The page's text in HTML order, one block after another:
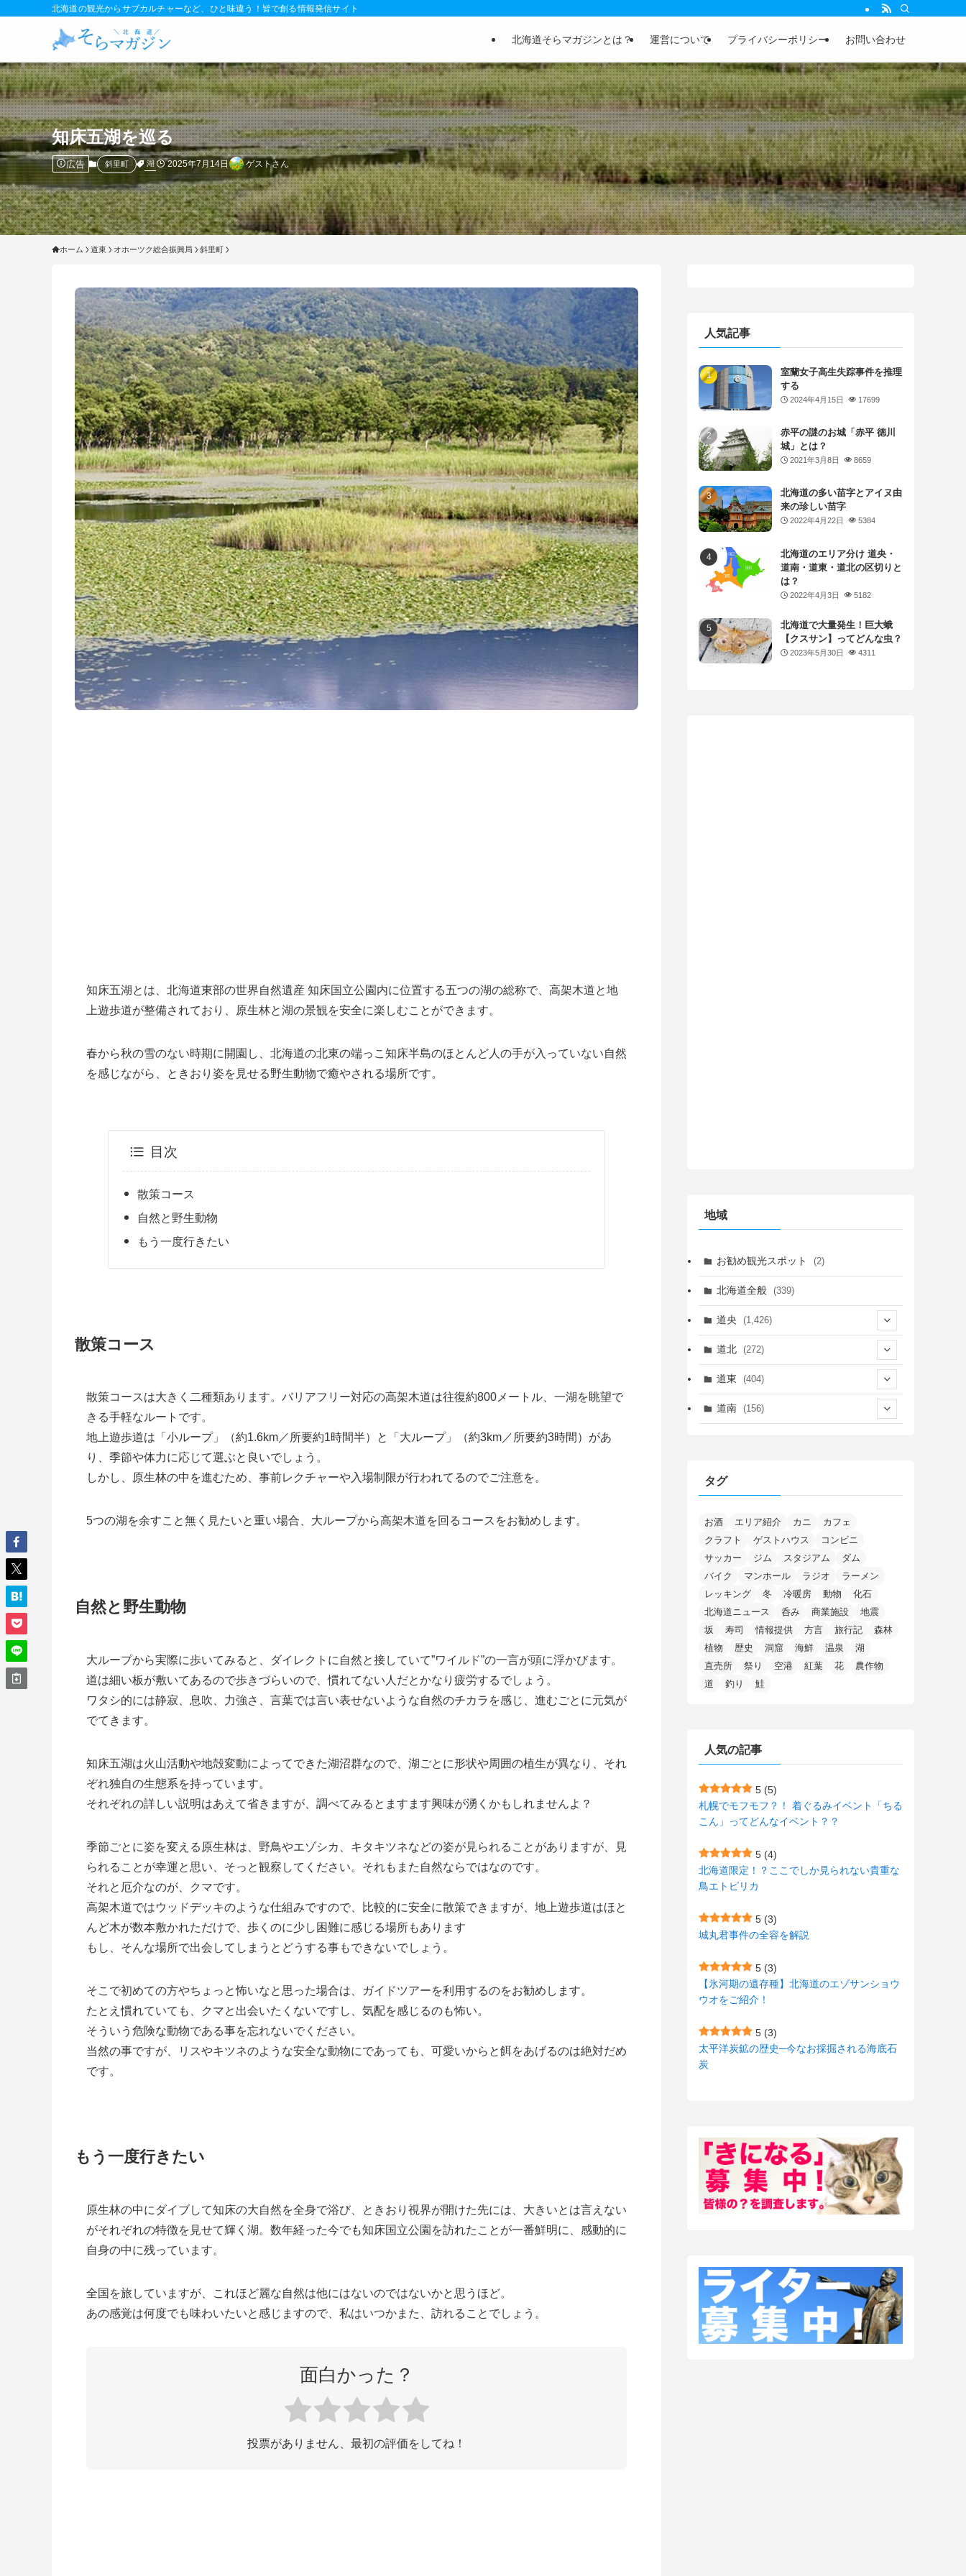
北海道の観光からサブカルチャーなど、ひと味違う！皆で創る情報発信サイト
北海道そらマガジンとは？ 運営について プライバシーポリシー お問い合わせ
知床五湖を巡る
広告 斜里町 湖 2025年7月14日 ゲストさん
ホーム 道東 オホーツク総合振興局 斜里町
知床五湖とは、北海道東部の世界自然遺産 知床国立公園内に位置する五つの湖の総称で、高架木道と地
上遊歩道が整備されており、原生林と湖の景観を安全に楽しむことができます。
春から秋の雪のない時期に開園し、北海道の北東の端っこ知床半島のほとんど人の手が入っていない自然
を感じながら、ときおり姿を見せる野生動物で癒やされる場所です。
目次
散策コース
自然と野生動物
もう一度行きたい
散策コース
散策コースは大きく二種類あります。バリアフリー対応の高架木道は往復約800メートル、一湖を眺望で
きる手軽なルートです。
地上遊歩道は「小ループ」（約1.6km／所要約1時間半）と「大ループ」（約3km／所要約3時間）があ
り、季節や体力に応じて選ぶと良いでしょう。
しかし、原生林の中を進むため、事前レクチャーや入場制限が行われてるのでご注意を。
5つの湖を余すこと無く見たいと重い場合、大ループから高架木道を回るコースをお勧めします。
自然と野生動物
大ループから実際に歩いてみると、ダイレクトに自然と接していて”ワイルド”の一言が頭に浮かびます。
道は細い板が敷いてあるので歩きづらいので、慣れてない人だとかなり疲労するでしょう。
ワタシ的には静寂、息吹、力強さ、言葉では言い表せないような自然のチカラを感じ、進むごとに元気が
でてきます。
知床五湖は火山活動や地殻変動によってできた湖沼群なので、湖ごとに形状や周囲の植生が異なり、それ
ぞれ独自の生態系を持っています。
それぞれの詳しい説明はあえて省きますが、調べてみるとますます興味が湧くかもしれませんよ？
季節ごとに姿を変える原生林は、野鳥やエゾシカ、キタキツネなどの姿が見られることがありますが、見
られることが幸運と思い、そっと観察してください。それもまた自然ならではなのです。
それと厄介なのが、クマです。
高架木道ではウッドデッキのような仕組みですので、比較的に安全に散策できますが、地上遊歩道はほと
んど木が数本敷かれただけで、歩くのに少し困難に感じる場所もあります
もし、そんな場所で出会してしまうとどうする事もできないでしょう。
そこで初めての方やちょっと怖いなと思った場合は、ガイドツアーを利用するのをお勧めします。
たとえ慣れていても、クマと出会いたくないですし、気配を感じるのも怖い。
そういう危険な動物である事を忘れないでください。
当然の事ですが、リスやキツネのような安全な動物にであっても、可愛いからと餌をあげるのは絶対だめ
です。
もう一度行きたい
原生林の中にダイブして知床の大自然を全身で浴び、ときおり視界が開けた先には、大きいとは言えない
がそれぞれの特徴を見せて輝く湖。数年経った今でも知床国立公園を訪れたことが一番鮮明に、感動的に
自身の中に残っています。
全国を旅していますが、これほど麗な自然は他にはないのではないかと思うほど。
あの感覚は何度でも味わいたいと感じますので、私はいつかまた、訪れることでしょう。
面白かった？
投票がありません、最初の評価をしてね！
人気記事
室蘭女子高生失踪事件を推理
する
2024年4月15日 17699
赤平の謎のお城「赤平 徳川
城」とは？
2021年3月8日 8659
北海道の多い苗字とアイヌ由
来の珍しい苗字
2022年4月22日 5384
北海道のエリア分け 道央・
道南・道東・道北の区切りと
は？
2022年4月3日 5182
北海道で大量発生！巨大蛾
【クスサン】ってどんな虫？
2023年5月30日 4311
地域
お勧め観光スポット (2)
北海道全般 (339)
道央 (1,426)
(339)
(14)
(11)
(27)
(7)
(21)
(4)
(7)
(2)
(1)
(7)
(10)
(5)
(2)
(72)
(5)
(15)
(9)
(11)
(3)
(15)
(157)
(52)
(3)
(4)
(4)
道北 (272)
(27)
(6)
(5)
(5)
(35)
(11)
(2)
(43)
(5)
(1)
(8)
(5)
(4)
(1)
(10)
(2)
(1)
(8)
(1)
(3)
道東 (404)
(9)
(15)
(2)
(1)
(11)
(12)
(4)
(2)
(3)
(3)
(7)
(5)
(5)
(24)
(3)
(1)
(31)
(7)
(12)
(4)
(27)
(6)
(2)
(1)
(9)
(5)
(8)
(5)
(10)
道南 (156)
(2)
(1)
(96)
(6)
(4)
(1)
(4)
タグ
お酒 エリア紹介 カニ
カフェ
クラフト
ゲストハウス
コンビニ
サッカー
ジム スタジアム
ダム
バイク
マンホール ラジオ
ラーメン
レッキング
冬 冷暖房 動物
化石
北海道ニュース
呑み 商業施設
地震
坂
寿司 情報提供 方言 旅行記
森林
植物
歴史 洞窟 海鮮 温泉
湖
直売所
祭り 空港 紅葉 花
農作物
道
釣り 鮭
人気の記事
5 (5)
札幌でモフモフ？！ 着ぐるみイベント「ちる
こん」ってどんなイベント？？
5 (4)
北海道限定！？ここでしか見られない貴重な
鳥エトピリカ
5 (3)
城丸君事件の全容を解説
5 (3)
【氷河期の遺存種】北海道のエゾサンショウ
ウオをご紹介！
5 (3)
太平洋炭鉱の歴史─今なお採掘される海底石
炭